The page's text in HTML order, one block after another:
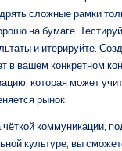
сложные рамки
на бумаге.
и итерируйте.
в вашем конкретном
которая может
рынок.
чёткой коммуникации,
культуре, вы